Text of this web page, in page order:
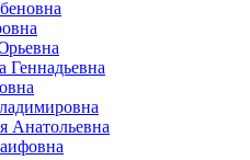
Геннадьевна
Анатольевна